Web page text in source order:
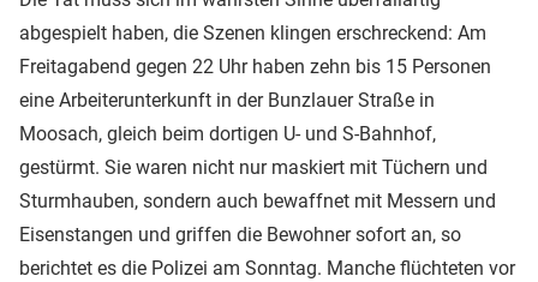
abgespielt haben, die Szenen klingen erschreckend: Am
Freitagabend gegen 22 Uhr haben zehn bis 15 Personen
eine Arbeiterunterkunft in der Bunzlauer Straße in
Moosach, gleich beim dortigen U- und S-Bahnhof,
gestürmt. Sie waren nicht nur maskiert mit Tüchern und
Sturmhauben, sondern auch bewaffnet mit Messern und
Eisenstangen und griffen die Bewohner sofort an, so
berichtet es die Polizei am Sonntag. Manche flüchteten vor